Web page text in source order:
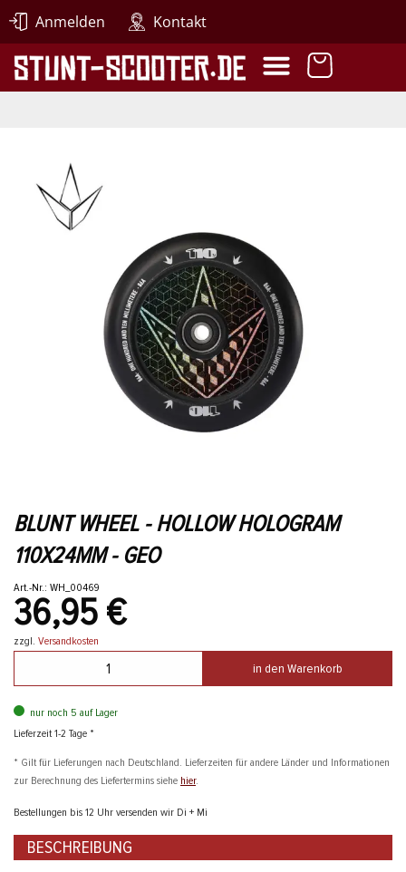
Anmelden Kontakt
BLUNT WHEEL - HOLLOW HOLOGRAM
110X24MM - GEO
Art.-Nr.: WH_00469
36,95 €
zzgl. Versandkosten
in den Warenkorb
nur noch 5 auf Lager
Lieferzeit 1-2 Tage *
* Gilt für Lieferungen nach Deutschland. Lieferzeiten für andere Länder und Informationen
zur Berechnung des Liefertermins siehe hier.
Bestellungen bis 12 Uhr versenden wir Di + Mi
BESCHREIBUNG